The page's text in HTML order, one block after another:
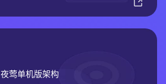
夜莺单机版架构